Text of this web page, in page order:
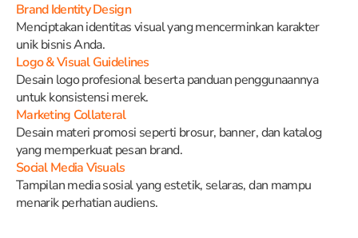
Brand Identity Design
Menciptakan identitas visual yang mencerminkan karakter
unik bisnis Anda.
Logo & Visual Guidelines
Desain logo profesional beserta panduan penggunaannya
untuk konsistensi merek.
Marketing Collateral
Desain materi promosi seperti brosur, banner, dan katalog
yang memperkuat pesan brand.
Social Media Visuals
Tampilan media sosial yang estetik, selaras, dan mampu
menarik perhatian audiens.